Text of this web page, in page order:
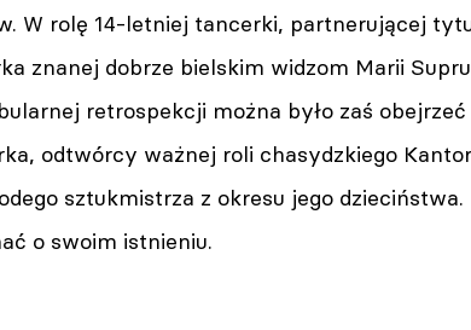
W rolę 14-letniej tancerki, partnerującej
znanej dobrze bielskim widzom Marii
retrospekcji można było zaś
odtwórcy ważnej roli chasydzkiego
sztukmistrza z okresu jego
o swoim istnieniu.